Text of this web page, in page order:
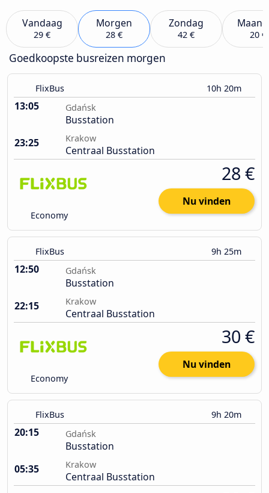
Vandaag
29 €
Morgen
28 €
Zondag
42 € 20 €
Goedkoopste busreizen morgen
FlixBus 10h 20m
13:05 Gdańsk
Busstation
23:25
Krakow
Centraal Busstation
Economy
28 €
Nu vinden
FlixBus 9h 25m
12:50 Gdańsk
Busstation
22:15
Krakow
Centraal Busstation
Economy
30 €
Nu vinden
FlixBus 9h 20m
20:15 Gdańsk
Busstation
05:35
Krakow
Centraal Busstation